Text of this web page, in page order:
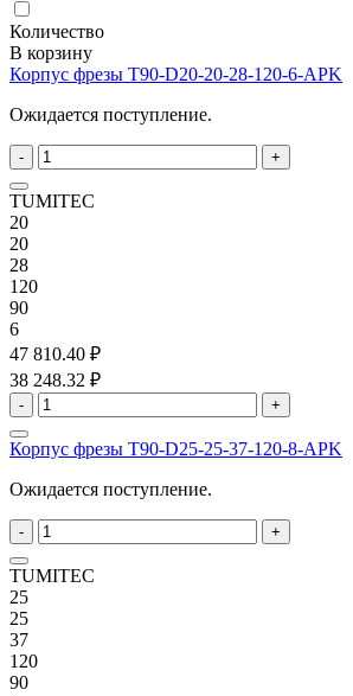
Количество
В корзину
Корпус фрезы T90-D20-20-28-120-6-APK
Ожидается поступление.
- +
TUMITEC
20
20
28
120
90
6
47 810.40 ₽
38 248.32 ₽
- +
Корпус фрезы T90-D25-25-37-120-8-APK
Ожидается поступление.
- +
TUMITEC
25
25
37
120
90